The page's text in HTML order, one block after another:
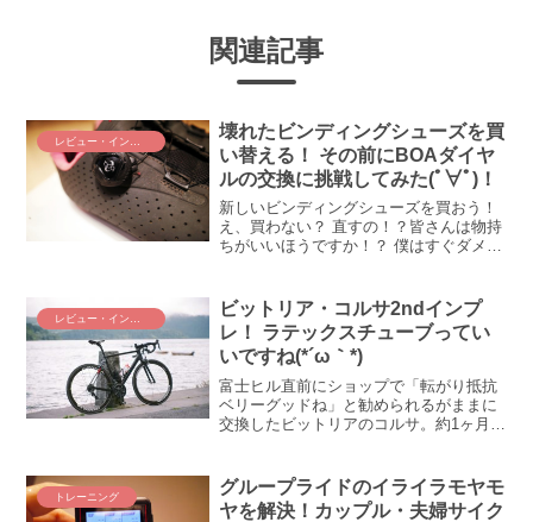
関連記事
壊れたビンディングシューズを買
い替える！ その前にBOAダイヤ
ルの交換に挑戦してみた(ﾟ∀ﾟ)！
新しいビンディングシューズを買おう！
え、買わない？ 直すの！？皆さんは物持
ちがいいほうですか！？ 僕はすぐダメに
ゲメン氏の物持ちの良さは異常！ ビン
デ...
レビュー・インプレ
ビットリア・コルサ2ndインプ
レ！ ラテックスチューブってい
いですね(*´ω｀*)
富士ヒル直前にショップで「転がり抵抗
ベリーグッドね」と勧められるがままに
交換したビットリアのコルサ。約1ヶ月
クスチューブの乗り心地にやられそう(;´Д
｀) という...
トレーニング
グループライドのイライラモヤモ
ヤを解決！カップル・夫婦サイク